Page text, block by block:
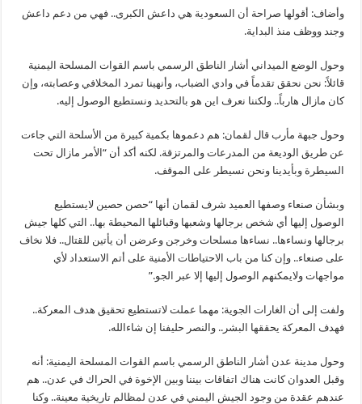
وأضاف: أقولها صراحة أن السعودية هي داعش الكبرى.. فهي من دعم داعش
وجند ووظف منذ البداية.
وحول الوضع الميداني أشار الناطق الرسمي باسم القوات المسلحة اليمنية
قائلاً: نحن نحقق تقدماً في وادي الضباب، وأنهينا تمرد المخلافي وعصابته، وإن
كان مازال هارباً.. ولكننا نعرف اين هو بالتحديد ونستطيع الوصول إليه.
وحول جبهة مأرب قال لقمان: هم دعموها بكمية كبيرة من الأسلحة التي جاءت
عن طريق الوديعة من المدرعات والمرتزقة. لكنه أكد أن “الأمر مازال تحت
السيطرة وبأيدينا ونحن نسيطر على الموقف.
وبشأن صنعاء وصفها العميد شرف لقمان أنها “حصن حصين لايستطيع
الوصول إليها أي شخص برجالها وشعبها وقبائلها المحيطة بها.. التي كلها جيش
برجالها ونساءها.. نساءها مسلحات وخرجن وعرضن أن يأتين للقتال.. فلا نخاف
على صنعاء.. وإن كنا من باب الاحتياطات الأمنية على أتم الاستعداد لأي
مواجهات ولايمكنهم الوصول إليها إلا عبر الجو.”
ولفت إلى أن الغارات الجوية: مهما عملت لاتستطيع تحقيق هدف المعركة..
فهدف المعركة يحققها البشر.. والنصر حليفنا إن شاءالله.
وحول مدينة عدن أشار الناطق الرسمي باسم القوات المسلحة اليمنية: أنه
وقبل العدوان كانت هناك اتفاقات بيننا وبين الإخوة في الحراك في عدن.. هم
عندهم عقدة من وجود الجيش اليمني في عدن لمظالم تاريخية معينة.. وكنا